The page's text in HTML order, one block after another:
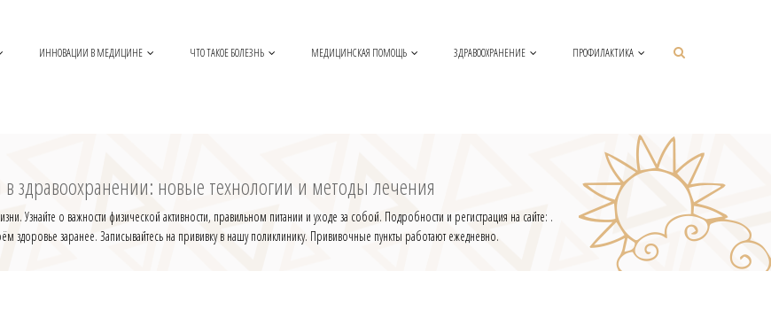
ИННОВАЦИИ В МЕДИЦИНЕ ЧТО ТАКОЕ БОЛЕЗНЬ МЕДИЦИНСКАЯ ПОМОЩЬ ЗДРАВООХРАНЕНИЕ ПРОФИЛАКТИКА
здравоохранении: новые технологии и методы лечения
Узнайте о важности физической активности, правильном питании и уходе за собой. Подробности и регистрация на сайте: .
здоровье заранее. Записывайтесь на прививку в нашу поликлинику. Прививочные пункты работают ежедневно.